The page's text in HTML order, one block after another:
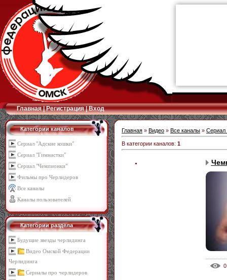
Главная|Регистрация|Вход
Категории каналов
Сериал "Адские кошки"
Сериал "Гимнастки"
Сериал "Чемпионки"
Фильмы про Черлидеров
Все каналы
Каналы пользователей
Категории раздела
Будущие звезды черлидинга
Видео Омской Федерации
Черлидинга
Сериалы про черлидеров
Главная » Видео » Все каналы » Сериал
В категории каналов: 1
0